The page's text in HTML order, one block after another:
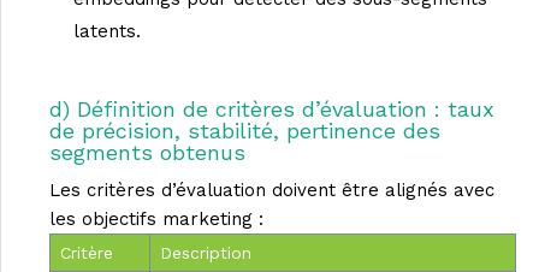
latents.
d) Définition de critères d’évaluation : taux
de précision, stabilité, pertinence des
segments obtenus
Les critères d’évaluation doivent être alignés avec
les objectifs marketing :
Critère Description